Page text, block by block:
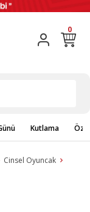
0
Kutlama
Cinsel Oyuncak